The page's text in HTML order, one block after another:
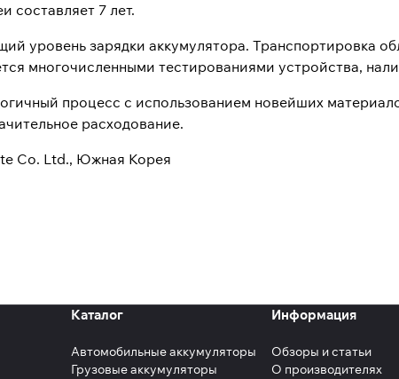
составляет 7 лет.
уровень зарядки аккумулятора. Транспортировка
многочисленными тестированиями устройства,
процесс с использованием новейших
расходование.
Co. Ltd., Южная Корея
Каталог
Автомобильные аккумуляторы
Грузовые аккумуляторы
Информация
Обзоры и статьи
О производителях